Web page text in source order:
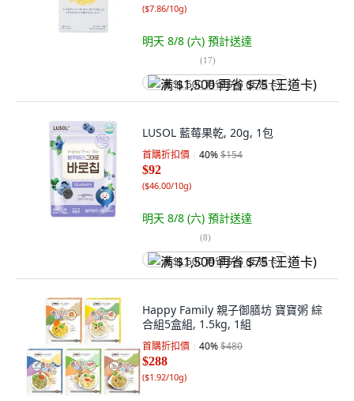
($7.86/10g)
明天 8/8 (六) 預計送達
(17)
满 $1,500 再省 $75 (王道卡)
LUSOL 藍莓果乾, 20g, 1包
首購折扣價 40%$154
$92
($46.00/10g)
明天 8/8 (六) 預計送達
(8)
满 $1,500 再省 $75 (王道卡)
Happy Family 親子御膳坊 寶寶粥 綜
合組5盒組, 1.5kg, 1組
首購折扣價 40%$480
$288
($1.92/10g)